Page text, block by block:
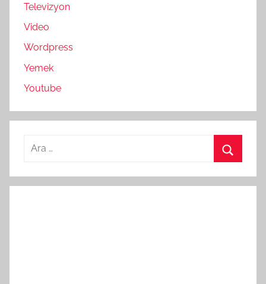
Televizyon
Video
Wordpress
Yemek
Youtube
Arama: